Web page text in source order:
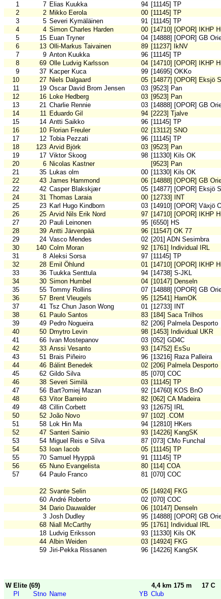
1
7 Elias Kuukka 94 [11145] TP
2
2 Mikko Eerola 00 [11145] TP
3
5 Severi Kymäläinen 91 [11145] TP
4
4 Simon Charles Harden 00 [14710] [OPOR] IKHP
5
15 Euan Tryner 04 [14888] [OPOR] GB
6
13 Olli-Markus Taivainen 89 [11237] IkNV
7
9 Anton Kuukka 96 [11145] TP
8
69 Olle Ludvig Karlsson 04 [14710] [OPOR] IKHP
9
37 Kacper Kuca 99 [14695] OKKo
10
27 Niels Dalgaard 05 [14877] [OPOR] Eksjö
11
19 Oscar David Brom Jensen 03 [9523] Pan
12
16 Loke Hedberg 03 [9523] Pan
13
21 Charlie Rennie 03 [14888] [OPOR] GB
14
11 Eduardo Gil 94 [2223] Tjalve
15
14 Antti Saikko 96 [11145] TP
16
10 Florian Freuler 02 [13112] SNO
17
12 Tobia Pezzati 96 [11145] TP
18
123 Arvid Björk 03 [9523] Pan
19
17 Viktor Skoog 98 [11330] Kils OK
20
6 Nicolas Kastner
[9523] Pan
21
35 Lukas olm 00 [11330] Kils OK
22
43 James Hammond 06 [14888] [OPOR] GB
22
42 Casper Blakskjær 05 [14877] [OPOR] Eksjö
24
31 Thomas Laraia 00 [12733] INT
25
23 Karl Hugo Kindborn 03 [14910] [OPOR] Växjö
26
25 Arvid Nils Erik Nord 97 [14710] [OPOR] IKHP
27
20 Pauli Leinonen 95 [6550] HS
28
39 Antti Järvenpää 96 [11547] OK 77
29
24 Vasco Mendes 02 [201] ADN Sesimbra
30
140 Colm Moran 92 [1761] Individual IRL
31
8 Aleksi Sorsa 97 [11145] TP
32
28 Emil Öhlund 01 [14710] [OPOR] IKHP
33
36 Tuukka Senttula 94 [14738] S-JKL
34
30 Simon Humbel 04 [10147] Denseln
35
55 Tommy Rollins 07 [14888] [OPOR] GB
36
57 Brent Vleugels 95 [12541] HamOK
37
41 Tsz Chun Jason Wong 01 [12733] INT
38
61 Paulo Santos 83 [184] Saca Trilhos
39
49 Pedro Nogueira 82 [206] Palmela Desporto
40
50 Dmytro Levin 98 [1453] Individual UKR
41
66 Ivan Mostepanov 03 [052] GD4C
42
33 Anssi Vesanto 93 [14752] EsSu
43
51 Brais Piñeiro 96 [13216] Raza Palleira
44
46 Bálint Benedek 02 [206] Palmela Desporto
45
62 Gildo Silva 85 [070] COC
46
38 Severi Similä 03 [11145] TP
47
56 Bart?omiej Mazan 92 [14760] KOS BnO
48
63 Vitor Barreiro 82 [062] CA Madeira
49
48 Cillin Corbett 93 [12675] IRL
50
52 João Novo 97 [102] .COM
51
58 Lok Hin Ma 94 [12810] HKers
52
47 Santeri Sainio 93 [14226] KangSK
53
54 Miguel Reis e Silva 87 [073] CMo Funchal
54
53 Ioan Iacob 05 [11145] TP
55
70 Samuel Hyyppä 91 [11145] TP
56
65 Nuno Evangelista 80 [114] COA
57
64 Paulo Franco 81 [070] COC
22 Svante Selin 05 [14924] FKG
60 André Roberto 02 [070] COC
34 Dario Dauwalder 06 [10147] Denseln
3 Josh Dudley 95 [14888] [OPOR] GB
68 Niall McCarthy 95 [1761] Individual IRL
18 Ludvig Eriksson 93 [11330] Kils OK
44 Albin Weiden 03 [14924] FKG
59 Jiri-Pekka Rissanen 96 [14226] KangSK
W Elite (69) 4,4 km 175 m
17 C
Pl
Stno Name YB Club